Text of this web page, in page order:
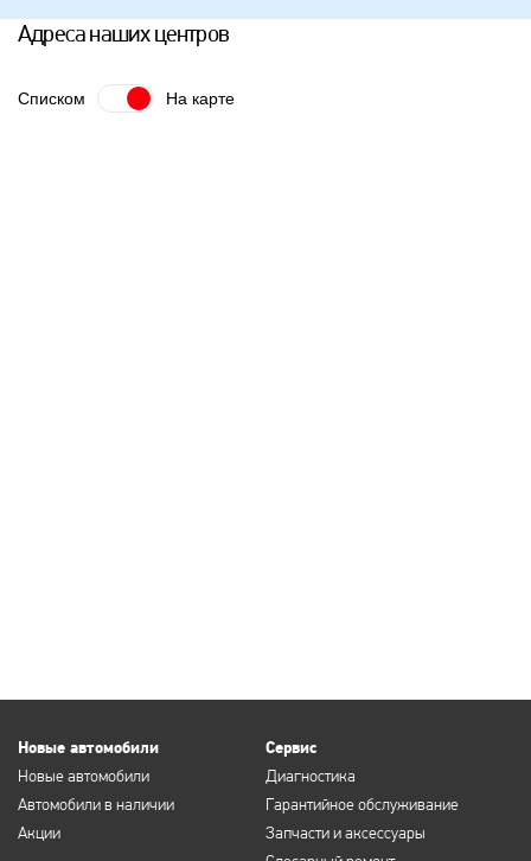
Адреса наших центров
Списком На карте
Новые автомобили
Новые автомобили
Автомобили в наличии
Акции
Сервис
Диагностика
Гарантийное обслуживание
Запчасти и аксессуары